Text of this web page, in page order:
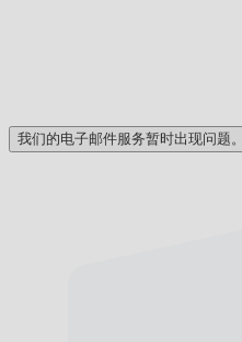
我们的电子邮件服务暂时出现问题